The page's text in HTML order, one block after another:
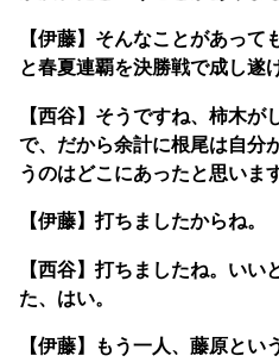
【伊藤】そんなことがあって
と春夏連覇を決勝戦で成し遂
【西谷】そうですね、柿木
で、だから余計に根尾は自分
うのはどこにあったと思いま
【伊藤】打ちましたからね。
【西谷】打ちましたね。いい
た、はい。
【伊藤】もう一人、藤原と